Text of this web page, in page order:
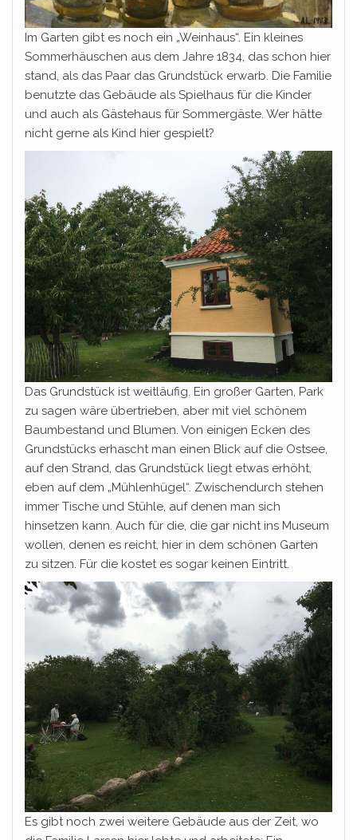
Im Garten gibt es noch ein „Weinhaus“. Ein kleines
Sommerhäuschen aus dem Jahre 1834, das schon hier
stand, als das Paar das Grundstück erwarb. Die Familie
benutzte das Gebäude als Spielhaus für die Kinder
und auch als Gästehaus für Sommergäste. Wer hätte
nicht gerne als Kind hier gespielt?
Das Grundstück ist weitläufig. Ein großer Garten, Park
zu sagen wäre übertrieben, aber mit viel schönem
Baumbestand und Blumen. Von einigen Ecken des
Grundstücks erhascht man einen Blick auf die Ostsee,
auf den Strand, das Grundstück liegt etwas erhöht,
eben auf dem „Mühlenhügel“. Zwischendurch stehen
immer Tische und Stühle, auf denen man sich
hinsetzen kann. Auch für die, die gar nicht ins Museum
wollen, denen es reicht, hier in dem schönen Garten
zu sitzen. Für die kostet es sogar keinen Eintritt.
Es gibt noch zwei weitere Gebäude aus der Zeit, wo